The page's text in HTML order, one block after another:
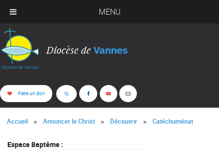
MENU
Diocèse de Vannes
Faire un don
Accueil Annoncer le Christ Découvrir Catéchuménat
Espace Baptême :